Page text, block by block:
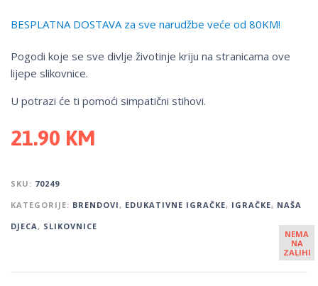
BESPLATNA DOSTAVA za sve narudžbe veće od 80KM!
Pogodi koje se sve divlje životinje kriju na stranicama ove
lijepe slikovnice.
U potrazi će ti pomoći simpatični stihovi.
21.90 KM
SKU: 70249
KATEGORIJE: BRENDOVI, EDUKATIVNE IGRAČKE, IGRAČKE, NAŠA
DJECA, SLIKOVNICE
NEMA
NA
ZALIHI